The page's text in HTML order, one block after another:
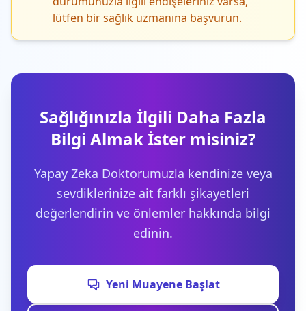
lütfen bir sağlık uzmanına başvurun.
Sağlığınızla İlgili Daha Fazla
Bilgi Almak İster misiniz?
Yapay Zeka Doktorumuzla kendinize veya
sevdiklerinize ait farklı şikayetleri
değerlendirin ve önlemler hakkında bilgi
edinin.
Yeni Muayene Başlat